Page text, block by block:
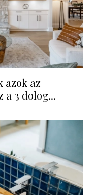
azok az
a 3 dolog...